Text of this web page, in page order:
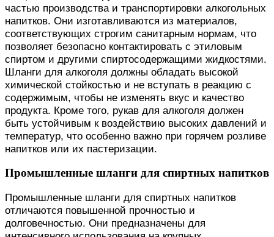
частью производства и транспортировки алкогольных
напитков. Они изготавливаются из материалов,
соответствующих строгим санитарным нормам, что
позволяет безопасно контактировать с этиловым
спиртом и другими спиртосодержащими жидкостями.
Шланги для алкоголя должны обладать высокой
химической стойкостью и не вступать в реакцию с
содержимым, чтобы не изменять вкус и качество
продукта. Кроме того, рукав для алкоголя должен
быть устойчивым к воздействию высоких давлений и
температур, что особенно важно при горячем розливе
напитков или их пастеризации.
Промышленные шланги для спиртных напитков
Промышленные шланги для спиртных напитков
отличаются повышенной прочностью и
долговечностью. Они предназначены для